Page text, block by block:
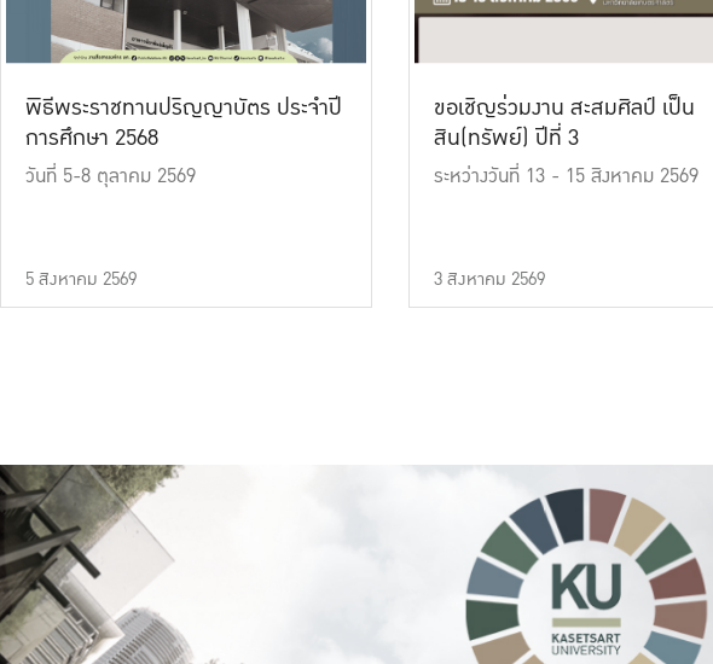
พิธีพระราชทานปริญญาบัตร ประจำปี
การศึกษา 2568
วันที่ 5-8 ตุลาคม 2569
5 สิงหาคม 2569
ขอเชิญร่วมงาน สะสมศิลป์ เป็น
สิน(ทรัพย์) ปีที่ 3
ระหว่างวันที่ 13 - 15 สิงหาคม 2569
3 สิงหาคม 2569